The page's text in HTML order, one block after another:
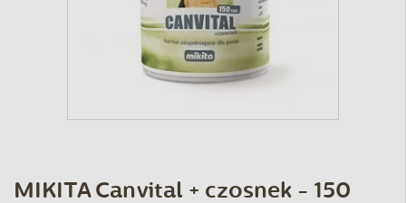
MIKITA Canvital + czosnek - 150